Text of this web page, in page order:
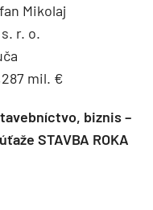
Mikolaj
r. o.
mil. €
biznis –
STAVBA ROKA